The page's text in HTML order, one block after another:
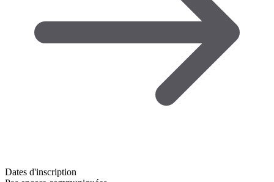
Dates d'inscription